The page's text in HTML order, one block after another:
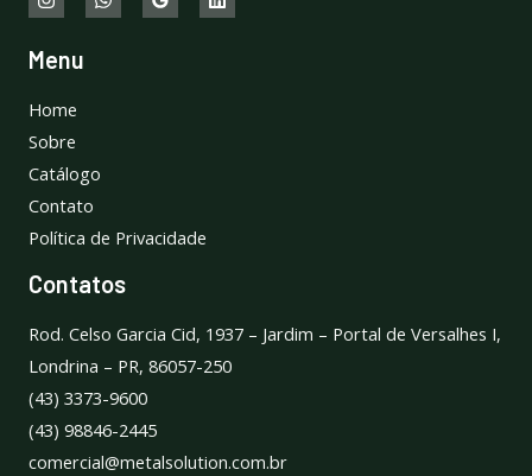
Menu
Home
Sobre
Catálogo
Contato
Política de Privacidade
Contatos
Rod. Celso Garcia Cid, 1937 – Jardim – Portal de Versalhes I,
Londrina – PR, 86057-250
(43) 3373-9600
(43) 98846-2445
comercial@metalsolution.com.br